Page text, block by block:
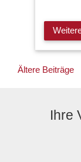
Ältere Beiträge
Ihre